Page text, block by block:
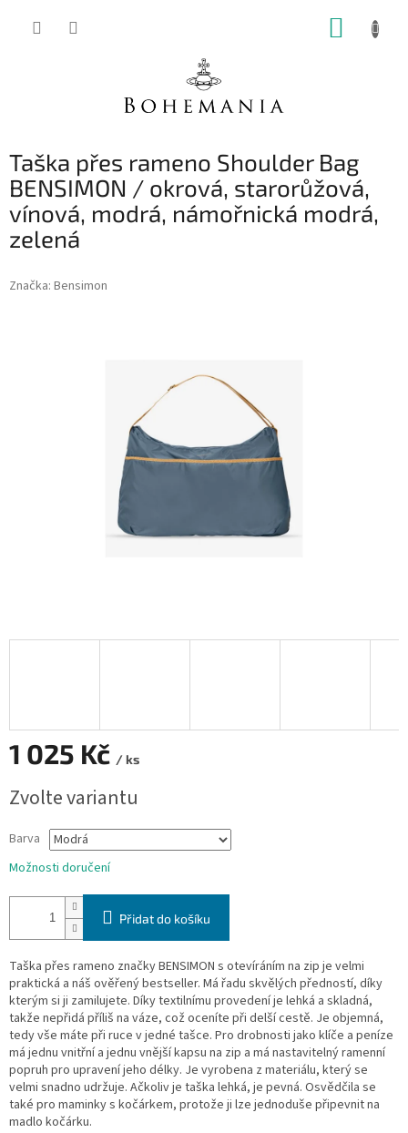
Taška přes rameno Shoulder Bag
BENSIMON / okrová, starorůžová,
vínová, modrá, námořnická modrá,
zelená
Značka: Bensimon
1 025 Kč / ks
cena:
Zvolte variantu
Barva
Možnosti doručení
Přidat do košíku
Taška přes rameno značky BENSIMON s otevíráním na zip je velmi
praktická a náš ověřený bestseller. Má řadu skvělých předností, díky
kterým si ji zamilujete. Díky textilnímu provedení je lehká a skladná,
takže nepřidá příliš na váze, což oceníte při delší cestě. Je objemná,
tedy vše máte při ruce v jedné tašce. Pro drobnosti jako klíče a peníze
má jednu vnitřní a jednu vnější kapsu na zip a má nastavitelný ramenní
popruh pro upravení jeho délky. Je vyrobena z materiálu, který se
velmi snadno udržuje. Ačkoliv je taška lehká, je pevná. Osvědčila se
také pro maminky s kočárkem, protože ji lze jednoduše připevnit na
madlo kočárku.